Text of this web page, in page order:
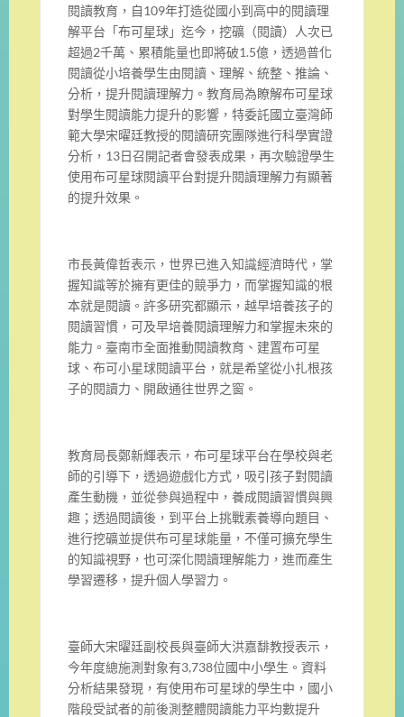
閱讀教育，自109年打造從國小到高中的閱讀理
解平台「布可星球」迄今，挖礦（閱讀）人次已
超過2千萬、累積能量也即將破1.5億，透過普化
閱讀從小培養學生由閱讀、理解、統整、推論、
分析，提升閱讀理解力。教育局為瞭解布可星球
對學生閱讀能力提升的影響，特委託國立臺灣師
範大學宋曜廷教授的閱讀研究團隊進行科學實證
分析，13日召開記者會發表成果，再次驗證學生
使用布可星球閱讀平台對提升閱讀理解力有顯著
的提升效果。
市長黃偉哲表示，世界已進入知識經濟時代，掌
握知識等於擁有更佳的競爭力，而掌握知識的根
本就是閱讀。許多研究都顯示，越早培養孩子的
閱讀習慣，可及早培養閱讀理解力和掌握未來的
能力。臺南市全面推動閱讀教育、建置布可星
球、布可小星球閱讀平台，就是希望從小扎根孩
子的閱讀力、開啟通往世界之窗。
教育局長鄭新輝表示，布可星球平台在學校與老
師的引導下，透過遊戲化方式，吸引孩子對閱讀
產生動機，並從參與過程中，養成閱讀習慣與興
趣；透過閱讀後，到平台上挑戰素養導向題目、
進行挖礦並提供布可星球能量，不僅可擴充學生
的知識視野，也可深化閱讀理解能力，進而產生
學習遷移，提升個人學習力。
臺師大宋曜廷副校長與臺師大洪嘉馡教授表示，
今年度總施測對象有3,738位國中小學生。資料
分析結果發現，有使用布可星球的學生中，國小
階段受試者的前後測整體閱讀能力平均數提升